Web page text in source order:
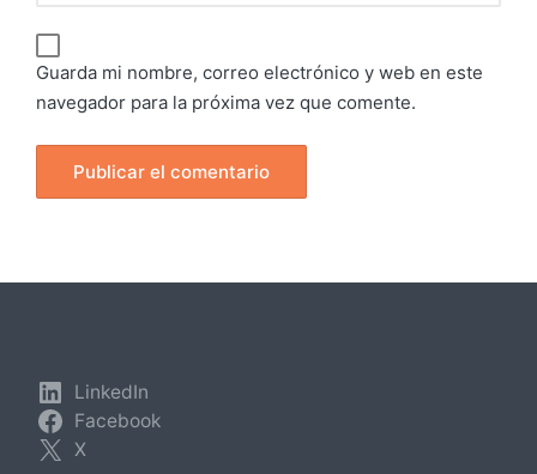
Guarda mi nombre, correo electrónico y web en este
navegador para la próxima vez que comente.
LinkedIn
Facebook
X